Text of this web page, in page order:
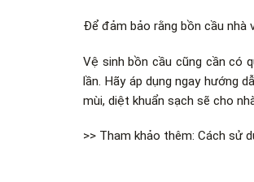
Để đảm bảo rằng bồn cầu nhà
Vệ sinh bồn cầu cũng cần có
lần. Hãy áp dụng ngay hướng
mùi, diệt khuẩn sạch sẽ cho
>> Tham khảo thêm: Cách sử